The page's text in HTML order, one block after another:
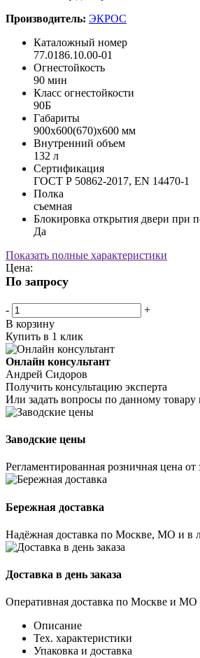
Производитель: ЭКРОС
Каталожный номер
77.0186.10.00-01
Огнестойкость
90 мин
Класс огнестойкости
90Б
Габариты
900х600(670)х600 мм
Внутренний объем
132 л
Сертификация
ГОСТ Р 50862-2017, EN 14470-1
Полка
съемная
Блокировка открытия двери при
Да
Показать полные характеристики
Цена:
По запросу
-
+
В корзину
Купить в 1 клик
Онлайн консультант
Андрей Сидоров
Получить консультацию эксперта
Или задать вопросы по данному
Заводские цены
Регламентированная розничная цена от
Бережная доставка
Надёжная доставка по Москве, МО и в
Доставка в день заказа
Оперативная доставка по Москве и МО
Описание
Тех. характеристики
Упаковка и доставка